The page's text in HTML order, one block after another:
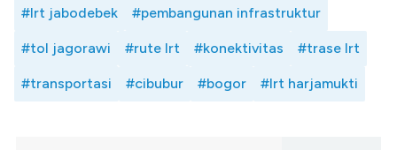
#lrt jabodebek #pembangunan infrastruktur
#tol jagorawi #rute lrt #konektivitas #trase lrt
#transportasi #cibubur #bogor #lrt harjamukti